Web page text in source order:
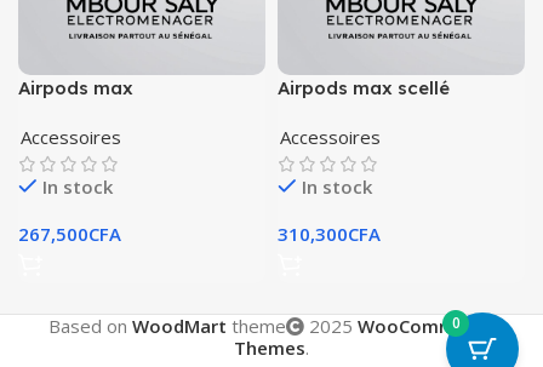
Airpods max
Accessoires
In stock
267,500CFA
Airpods max scellé
Accessoires
In stock
310,300CFA
Based on WoodMart theme 2025 WooCommerce
Themes.
0